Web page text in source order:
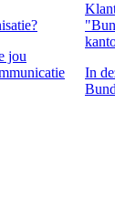
jou
In